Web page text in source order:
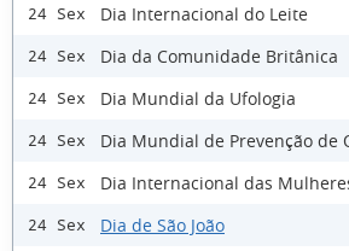
24 Sex Dia Internacional do Leite
24 Sex Dia da Comunidade Britânica
24 Sex Dia Mundial da Ufologia
24 Sex Dia Mundial de Prevenção de
24 Sex Dia Internacional das
24 Sex Dia de São João